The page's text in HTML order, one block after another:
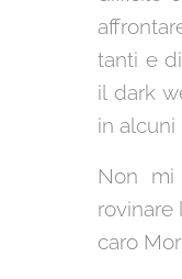
tanti e
il dark
in alcuni
Non
rovinare
caro